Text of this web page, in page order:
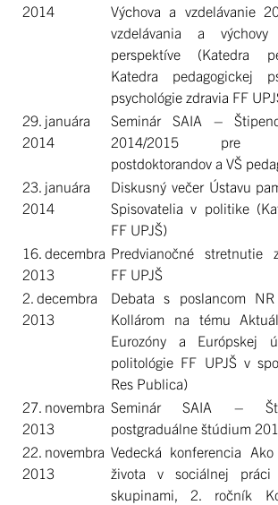
2014
Výchova a vzdelávanie
vzdelávania a
perspektíve (Katedra
Katedra pedagogickej
psychológie zdravia FF
29. januára
2014
Seminár SAIA –
2014/2015 pre
postdoktorandov a VŠ
23. januára
2014
Diskusný večer Ústavu
Spisovatelia v politike
FF UPJŠ)
16. decembra
2013
Predvianočné stretnutie
FF UPJŠ
2. decembra
2013
Debata s poslancom
Kollárom na tému
Eurozóny a Európskej
politológie FF UPJŠ v
Res Publica)
27. novembra
2013
Seminár SAIA –
postgraduálne štúdium
22. novembra
2013
Vedecká konferencia
života v sociálnej práci
skupinami, 2. ročník